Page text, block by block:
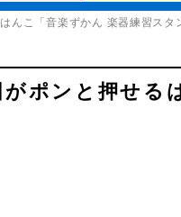
んこ「音楽ずかん 楽器練習スタ
ポンと押せる